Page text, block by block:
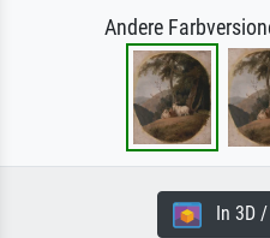
Andere
In 3D /